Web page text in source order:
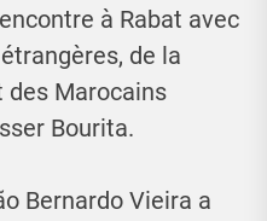
à Rabat avec
de la
des Marocains
Bourita.
Bernardo Vieira a